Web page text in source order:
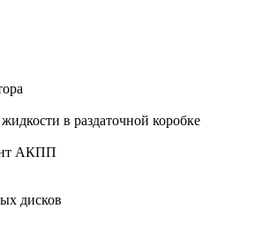
в раздаточной коробке
АКПП
дисков